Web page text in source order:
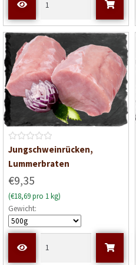
B
e
e
r
t
e
t
Jungschweinrücken,
Lummerbraten
€9,35
(€18,69 pro 1 kg)
Gewicht: